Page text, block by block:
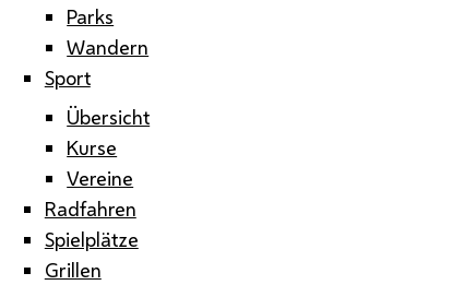
Parks
Wandern
Sport
Übersicht
Kurse
Vereine
Radfahren
Spielplätze
Grillen